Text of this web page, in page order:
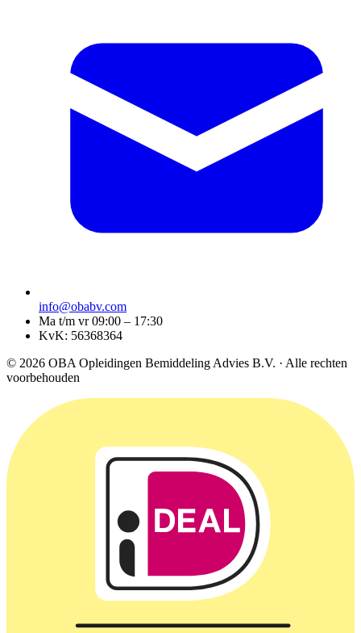
info@obabv.com
Ma t/m vr 09:00 – 17:30
KvK: 56368364
© 2026 OBA Opleidingen Bemiddeling Advies B.V. · Alle rechten
voorbehouden